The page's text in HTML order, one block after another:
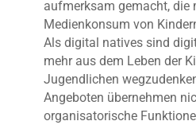
aufmerksam gemacht, die
Medienkonsum von
Als digital natives sind
mehr aus dem Leben der
Jugendlichen
Angeboten übernehmen
organisatorische